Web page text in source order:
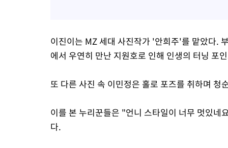
이진이는 MZ 세대 사진작가 '안희주'를 맡았다.
에서 우연히 만난 지원호로 인해 인생의 터닝 포
또 다른 사진 속 이민정은 홀로 포즈를 취하며 청
이를 본 누리꾼들은 "언니 스타일이 너무 멋있
다.